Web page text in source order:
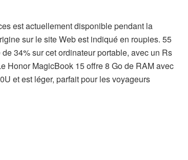
est actuellement disponible pendant la
sur le site Web est indiqué en roupies. 55
34% sur cet ordinateur portable, avec un Rs
Honor MagicBook 15 offre 8 Go de RAM avec
et est léger, parfait pour les voyageurs